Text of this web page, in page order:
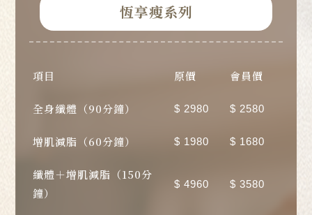
恆享瘦系列
項目 原價 會員價
全身纖體（90分鐘） $ 2980 $ 2580
增肌減脂（60分鐘） $ 1980 $ 1680
纖體＋增肌減脂（150分
鐘）
$ 4960 $ 3580